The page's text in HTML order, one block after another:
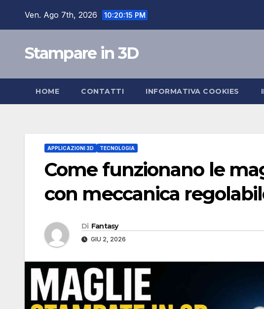
Ven. Ago 7th, 2026 10:20:16 PM
Stampare in 3D
HOME CONTATTI INFORMATIVA COOKIES
APPLICAZIONI 3D TECNOLOGIA
Come funzionano le
con meccanica
Di Fantasy
GIU 2, 2026